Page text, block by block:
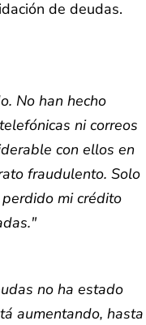
de deudas.
No han hecho
ni correos
con ellos en
fraudulento. Solo
mi crédito
no ha estado
aumentando, hasta